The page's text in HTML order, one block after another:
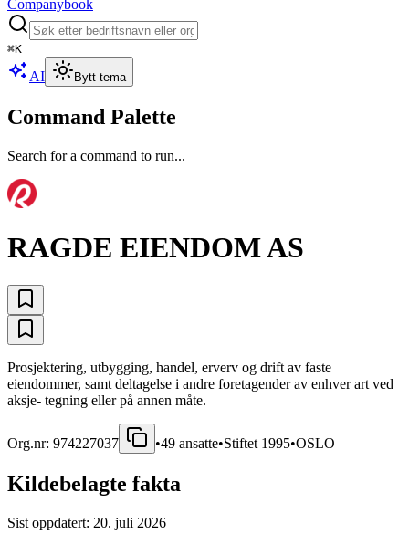
Companybook
⌘K
AI Bytt tema
Command Palette
Search for a command to run...
RAGDE EIENDOM AS
Prosjektering, utbygging, handel, erverv og drift av faste
eiendommer, samt deltagelse i andre foretagender av enhver art ved
aksje- tegning eller på annen måte.
Org.nr: 974227037 •49 ansatte•Stiftet 1995•OSLO
Kildebelagte fakta
Sist oppdatert: 20. juli 2026